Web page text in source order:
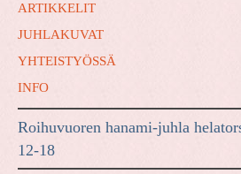
ARTIKKELIT
JUHLAKUVAT
YHTEISTYÖSSÄ
INFO
Roihuvuoren hanami-juhla
12-18